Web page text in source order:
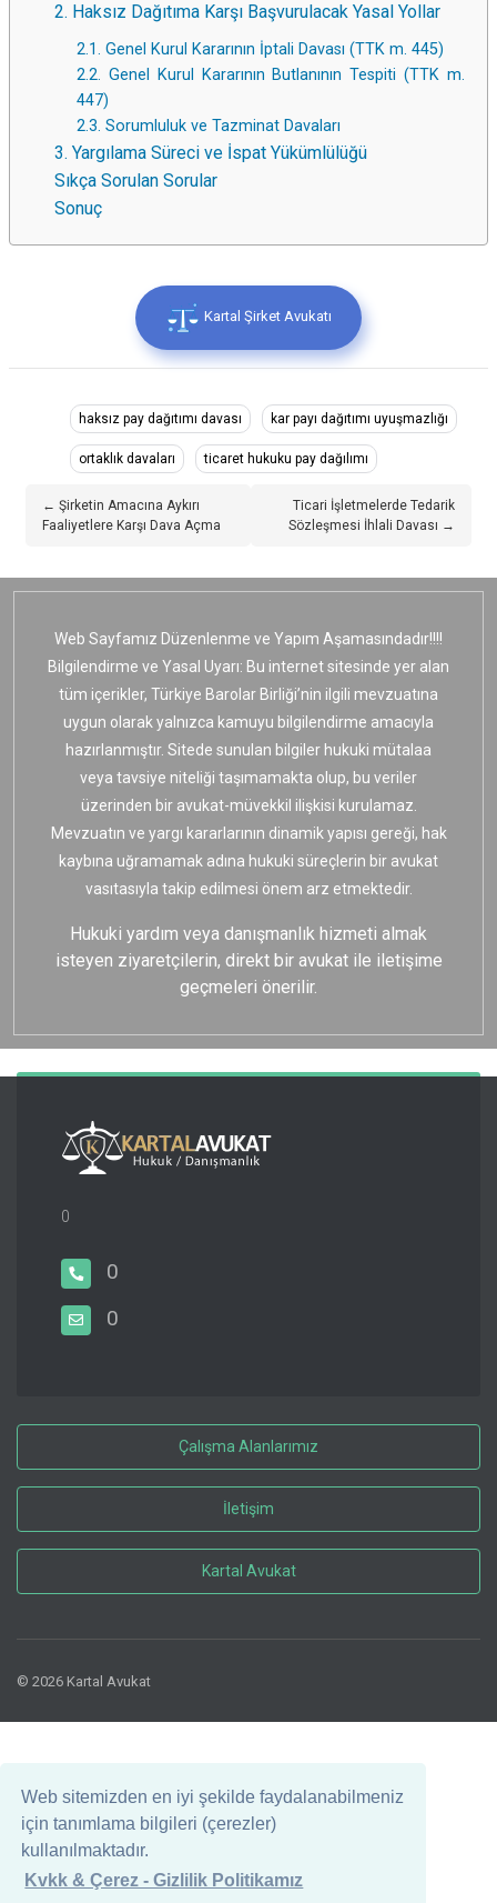
Web sitemizden en iyi şekilde faydalanabilmeniz
için tanımlama bilgileri (çerezler)
kullanılmaktadır.
Kvkk & Çerez - Gizlilik Politikamız
2. Haksız Dağıtıma Karşı Başvurulacak Yasal Yollar
2.1. Genel Kurul Kararının İptali Davası (TTK m. 445)
2.2. Genel Kurul Kararının Butlanının Tespiti (TTK m.
447)
2.3. Sorumluluk ve Tazminat Davaları
3. Yargılama Süreci ve İspat Yükümlülüğü
Sıkça Sorulan Sorular
Sonuç
Kartal Şirket Avukatı
haksız pay dağıtımı davası kar payı dağıtımı uyuşmazlığı
ortaklık davaları ticaret hukuku pay dağılımı
← Şirketin Amacına Aykırı
Faaliyetlere Karşı Dava Açma
Ticari İşletmelerde Tedarik
Sözleşmesi İhlali Davası →
Web Sayfamız Düzenlenme ve Yapım Aşamasındadır!!!!
Bilgilendirme ve Yasal Uyarı: Bu internet sitesinde yer alan
tüm içerikler, Türkiye Barolar Birliği’nin ilgili mevzuatına
uygun olarak yalnızca kamuyu bilgilendirme amacıyla
hazırlanmıştır. Sitede sunulan bilgiler hukuki mütalaa
veya tavsiye niteliği taşımamakta olup, bu veriler
üzerinden bir avukat-müvekkil ilişkisi kurulamaz.
Mevzuatın ve yargı kararlarının dinamik yapısı gereği, hak
kaybına uğramamak adına hukuki süreçlerin bir avukat
vasıtasıyla takip edilmesi önem arz etmektedir.
Hukuki yardım veya danışmanlık hizmeti almak
isteyen ziyaretçilerin, direkt bir avukat ile iletişime
geçmeleri önerilir.
0
0
0
Çalışma Alanlarımız
İletişim
Kartal Avukat
© 2026 Kartal Avukat